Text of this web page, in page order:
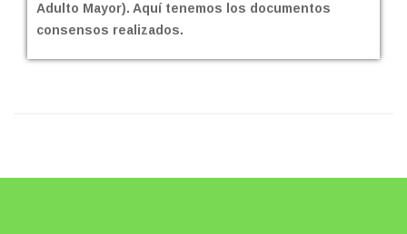
Adulto Mayor). Aquí tenemos los documentos
consensos realizados.